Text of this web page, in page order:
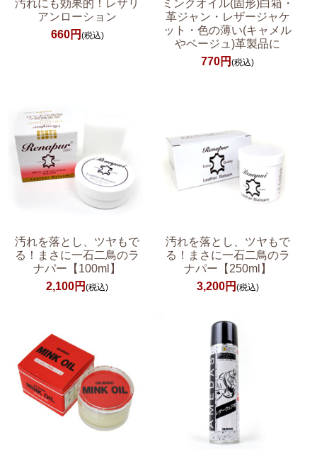
汚れにも効果的！レザリ
アンローション
660円 (税込)
ミンクオイル(固形)白箱・
革ジャン・レザージャケ
ット・色の薄い(キャメル
やベージュ)革製品に
770円(税込)
汚れを落とし、ツヤもで
る！まさに一石二鳥のラ
ナパー【100ml】
2,100円(税込)
汚れを落とし、ツヤもで
る！まさに一石二鳥のラ
ナパー【250ml】
3,200円 (税込)